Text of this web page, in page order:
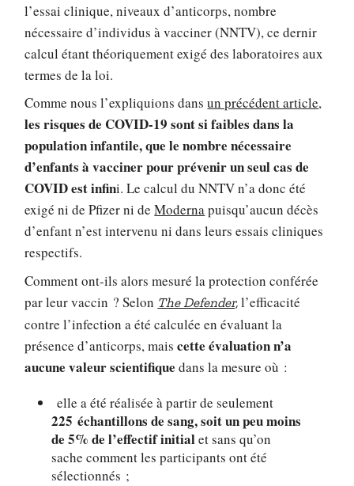
l’essai clinique, niveaux d’anticorps, nombre
nécessaire d’individus à vacciner (NNTV), ce dernir
calcul étant théoriquement exigé des laboratoires aux
termes de la loi.
Comme nous l’expliquions dansun précédent article,
les risques de COVID-19 sont si faibles dans la
population infantile, que le nombre nécessaire
d’enfants à vacciner pour prévenir un seul cas de
COVID est infini. Le calcul du NNTV n’a donc été
exigé ni de Pfizer ni deModernapuisqu’aucun décès
d’enfant n’est intervenu ni dans leurs essais cliniques
respectifs.
Comment ont-ils alors mesuré la protection conférée
par leur vaccin ? Selon The Defender, l’efficacité
contre l’infection a été calculée en évaluant la
présence d’anticorps, maiscette évaluation n’a
aucune valeur scientifique dans la mesure où :
elle a été réalisée à partir de seulement
225 échantillons de sang, soit un peu moins
de 5% de l’effectif initialet sans qu’on
sache comment les participants ont été
sélectionnés ;